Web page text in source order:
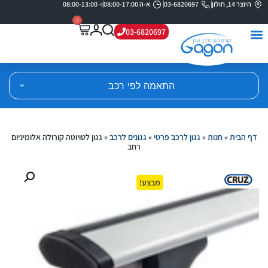
היוצר 14, חולון 03-6820697 א-ה 08:00-17:00 ו- 08:00-13:00
03-6820697
0
התאמה לפי רכב
דף הבית»חנות» גגון לרכב פרטי» גגונים לרכב» גגון לטויוטה קורולה אלומיניום
רחב
מבצע!